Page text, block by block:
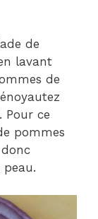
de
lavant
de
Pour ce
pommes